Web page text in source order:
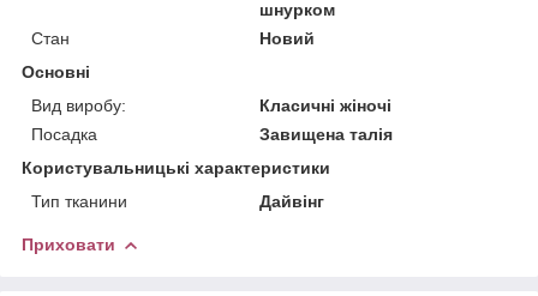
шнурком
Стан
Новий
Основні
Вид виробу:
Класичні жіночі
Посадка
Завищена талія
Користувальницькі характеристики
Тип тканини
Дайвінг
Приховати